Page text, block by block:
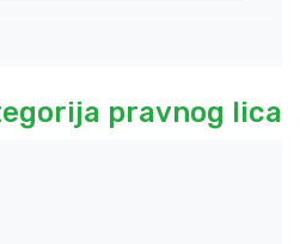
pravnog lica